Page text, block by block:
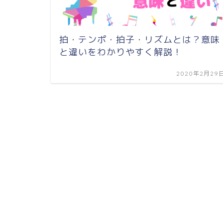
拍・テンポ・拍子・リズムとは？意味
と違いをわかりやすく解説！
2020年2月29